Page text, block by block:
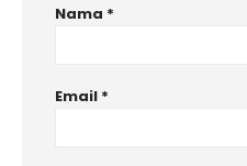
Nama *
Email *